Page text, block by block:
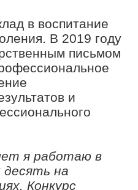
участник
в
«Россия –
и
Кулакова.